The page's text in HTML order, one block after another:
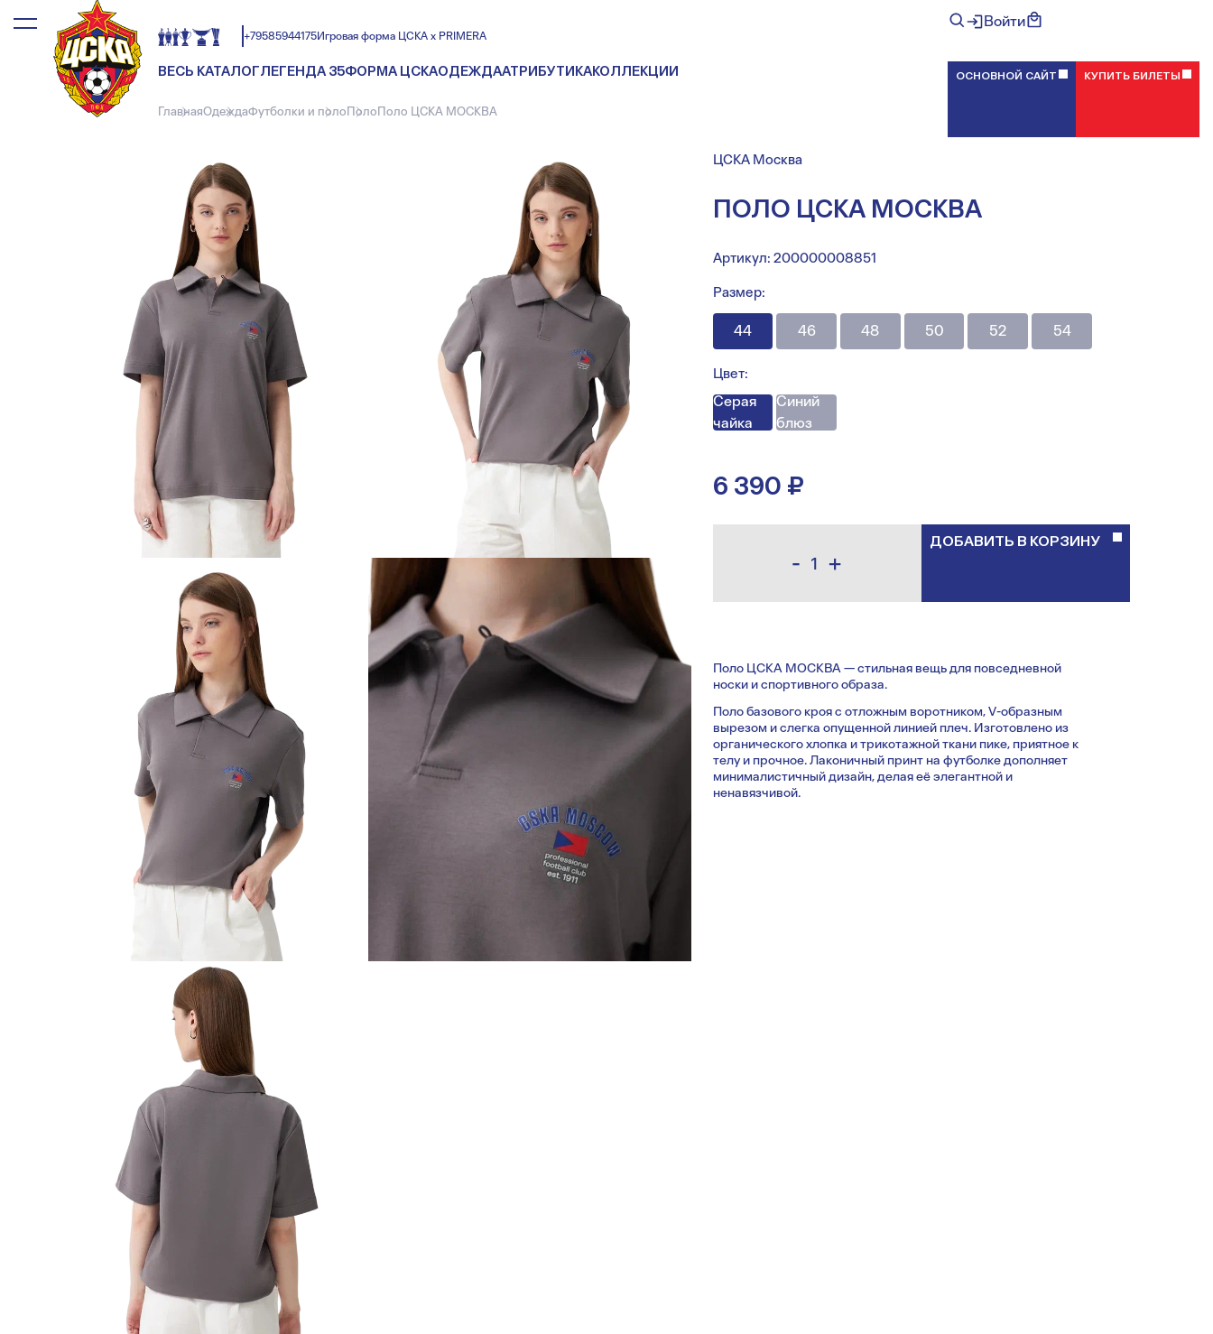
+79585944175Игровая форма ЦСКА х PRIMERA
ВЕСЬ КАТАЛОГЛЕГЕНДА 35ФОРМА ЦСКАОДЕЖДААТРИБУТИКАКОЛЛЕКЦИИ
ГлавнаяОдеждаФутболки и поло Поло Поло ЦСКА МОСКВА
Войти
ОСНОВНОЙ САЙТ КУПИТЬ БИЛЕТЫ
ЦСКА Москва
ПОЛО ЦСКА МОСКВА
Артикул: 200000008851
Размер:
44 46 48 50 52 54
Цвет:
Серая
чайка
Синий
блюз
6 390 ₽
- +
ДОБАВИТЬ В КОРЗИНУ
Поло ЦСКА МОСКВА — стильная вещь для повседневной
носки и спортивного образа.
Поло базового кроя с отложным воротником, V-образным
вырезом и слегка опущенной линией плеч. Изготовлено из
органического хлопка и трикотажной ткани пике, приятное к
телу и прочное. Лаконичный принт на футболке дополняет
минималистичный дизайн, делая её элегантной и
ненавязчивой.